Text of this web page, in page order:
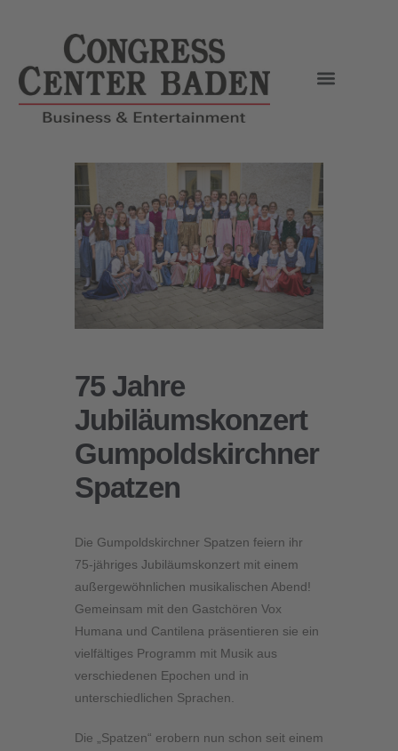
75 Jahre
Jubiläumskonzert
Gumpoldskirchner
Spatzen
Die Gumpoldskirchner Spatzen feiern ihr
75-jähriges Jubiläumskonzert mit einem
außergewöhnlichen musikalischen Abend!
Gemeinsam mit den Gastchören Vox
Humana und Cantilena präsentieren sie ein
vielfältiges Programm mit Musik aus
verschiedenen Epochen und in
unterschiedlichen Sprachen.
Die „Spatzen“ erobern nun schon seit einem